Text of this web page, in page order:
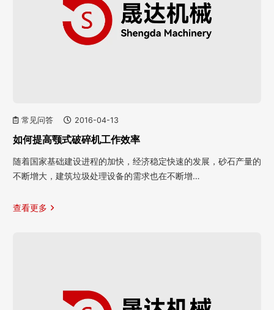
常见问答 2016-04-13
如何提高颚式破碎机工作效率
随着国家基础建设进程的加快，经济稳定快速的发展，砂石产量的
不断增大，建筑垃圾处理设备的需求也在不断增…
查看更多